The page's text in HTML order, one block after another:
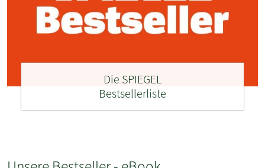
Die SPIEGEL
Bestsellerliste